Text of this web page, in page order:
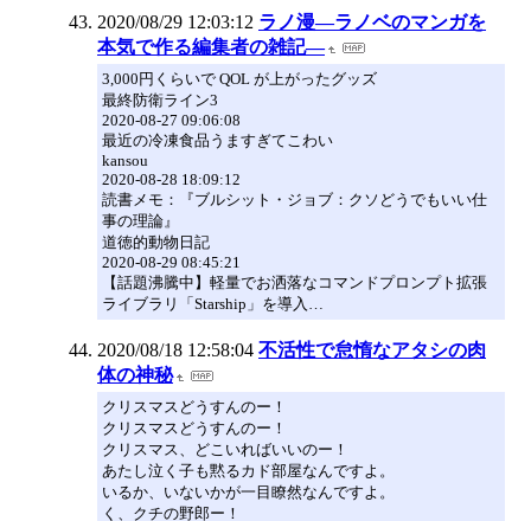
2020/08/29 12:03:12 ラノ漫―ラノベのマンガを
本気で作る編集者の雑記―
3,000円くらいで QOL が上がったグッズ
最終防衛ライン3
2020-08-27 09:06:08
最近の冷凍食品うますぎてこわい
kansou
2020-08-28 18:09:12
読書メモ：『ブルシット・ジョブ：クソどうでもいい仕
事の理論』
道徳的動物日記
2020-08-29 08:45:21
【話題沸騰中】軽量でお洒落なコマンドプロンプト拡張
ライブラリ「Starship」を導入…
2020/08/18 12:58:04 不活性で怠惰なアタシの肉
体の神秘
クリスマスどうすんのー！
クリスマスどうすんのー！
クリスマス、どこいればいいのー！
あたし泣く子も黙るカド部屋なんですよ。
いるか、いないかが一目瞭然なんですよ。
く、クチの野郎ー！